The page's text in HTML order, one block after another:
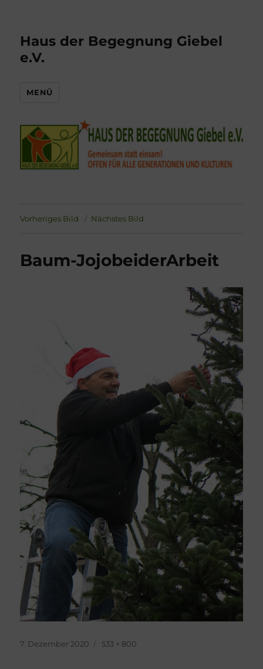
Haus der Begegnung Giebel
e.V.
MENÜ
Vorheriges Bild Nächstes Bild
Baum-JojobeiderArbeit
Veröffentlicht
7. Dezember 2020 Originalgröße
533 × 800